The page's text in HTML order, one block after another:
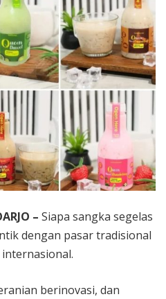
– Siapa sangka segelas
dengan pasar tradisional
berinovasi, dan